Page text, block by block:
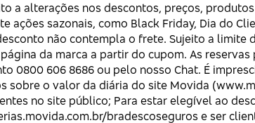
a alterações nos descontos, preços,
ações sazonais, como Black Friday, Dia do
não contempla o frete. Sujeito a
da marca a partir do cupom. As
0800 606 8686 ou pelo nosso Chat. É
sobre o valor da diária do site Movida
no site público; Para estar elegível ao
bradescoseguros e ser